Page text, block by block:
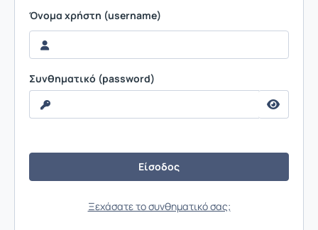
Όνομα χρήστη (username)
Συνθηματικό (password)
Ξεχάσατε το συνθηματικό σας;